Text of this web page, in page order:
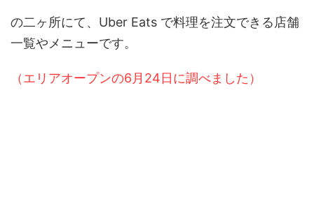
の二ヶ所にて、Uber Eats で料理を注文できる店舗
一覧やメニューです。
（エリアオープンの6月24日に調べました）